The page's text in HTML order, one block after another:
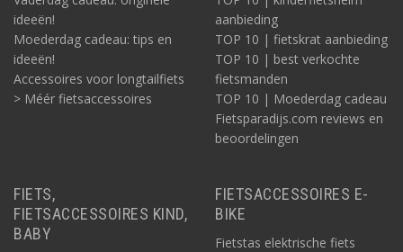
ideeën!
Moederdag cadeau: tips en
ideeën!
Accessoires voor longtailfiets
> Méér fietsaccessoires
aanbieding
TOP 10 | fietskrat aanbieding
TOP 10 | best verkochte
fietsmanden
TOP 10 | Moederdag cadeau
Fietsparadijs.com reviews en
beoordelingen
FIETS,
FIETSACCESSOIRES KIND,
BABY
FIETSACCESSOIRES E-
BIKE
Fietstas elektrische fiets